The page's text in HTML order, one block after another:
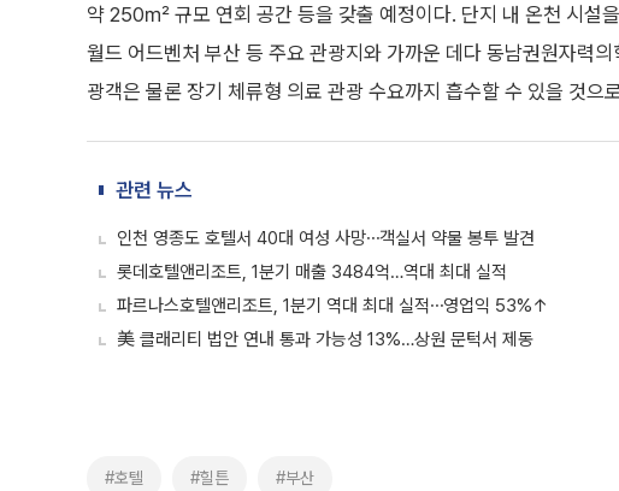
약 250㎡ 규모 연회 공간 등을 갖출 예정이다. 단지 내 온천 시설
월드 어드벤처 부산 등 주요 관광지와 가까운 데다 동남권원자력
광객은 물론 장기 체류형 의료 관광 수요까지 흡수할 수 있을 것으
관련 뉴스
인천 영종도 호텔서 40대 여성 사망⋯객실서 약물 봉투 발견
롯데호텔앤리조트, 1분기 매출 3484억…역대 최대 실적
파르나스호텔앤리조트, 1분기 역대 최대 실적⋯영업익 53%↑
美 클래리티 법안 연내 통과 가능성 13%…상원 문턱서 제동
#호텔 #힐튼 #부산